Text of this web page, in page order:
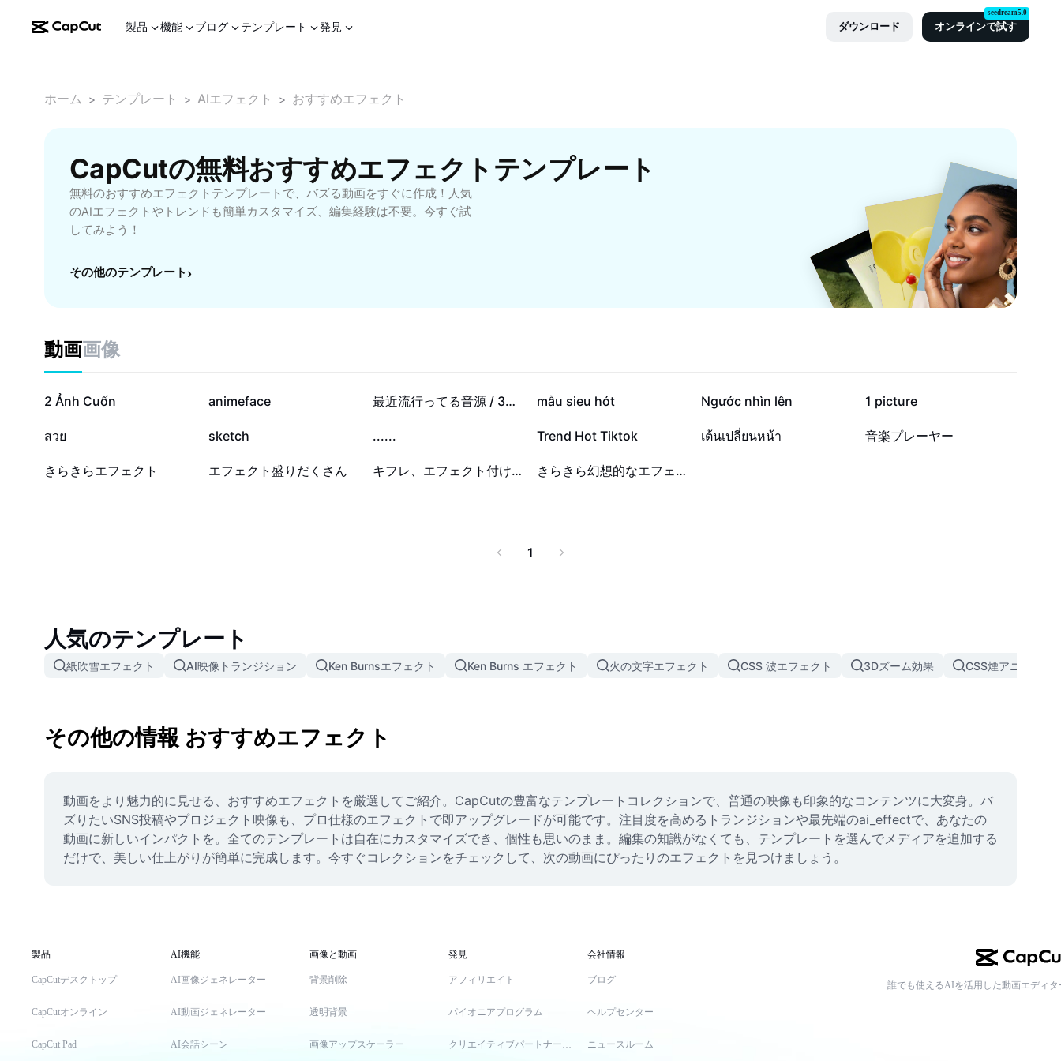
製品 機能 ブログ テンプレート 発見 ダウンロード オンラインで試す
seedream5.0
ホーム > テンプレート > AIエフェクト > おすすめエフェクト
CapCutの無料おすすめエフェクトテンプレート
無料のおすすめエフェクトテンプレートで、バズる動画をすぐに作成！人気
のAIエフェクトやトレンドも簡単カスタマイズ、編集経験は不要。今すぐ試
してみよう！
その他のテンプレート ›
動画画像
43.6万
2 Ảnh Cuốn 23.6万
animeface 13.6万 最近流行ってる音源 / 3枚‼️ 8.2万
mẫu sieu hót 5.5万
Ngước nhìn lên 5.1万
1 picture
3.4万
สวย 3.2万
sketch ...... 3732
Trend Hot Tiktok 3452
เต้นเปลี่ยนหน้า 1192
音楽プレーヤー
5
きらきらエフェクト 1
エフェクト盛りだくさん 1 キフレ、エフェクト付け足した!!! きらきら幻想的なエフェクト多彩。
1
人気のテンプレート
紙吹雪エフェクト AI映像トランジション Ken Burnsエフェクト Ken Burns エフェクト 火の文字エフェクト CSS 波エフェクト 3Dズーム効果 CSS煙アニメーシ
その他の情報 おすすめエフェクト
動画をより魅力的に見せる、おすすめエフェクトを厳選してご紹介。CapCutの豊富なテンプレートコレクションで、普通の映像も印象的なコンテンツに大変身。バ
ズりたいSNS投稿やプロジェクト映像も、プロ仕様のエフェクトで即アップグレードが可能です。注目度を高めるトランジションや最先端のai_effectで、あなたの
動画に新しいインパクトを。全てのテンプレートは自在にカスタマイズでき、個性も思いのまま。編集の知識がなくても、テンプレートを選んでメディアを追加する
だけで、美しい仕上がりが簡単に完成します。今すぐコレクションをチェックして、次の動画にぴったりのエフェクトを見つけましょう。
製品
CapCutデスクトップ
CapCutオンライン
CapCut Pad
AI機能
AI画像ジェネレーター
AI動画ジェネレーター
AI会話シーン
画像と動画
背景削除
透明背景
画像アップスケーラー
発見
アフィリエイト
パイオニアプログラム
クリエイティブパートナープログラム
会社情報
ブログ
ヘルプセンター
ニュースルーム
誰でも使えるAIを活用した動画エディタ